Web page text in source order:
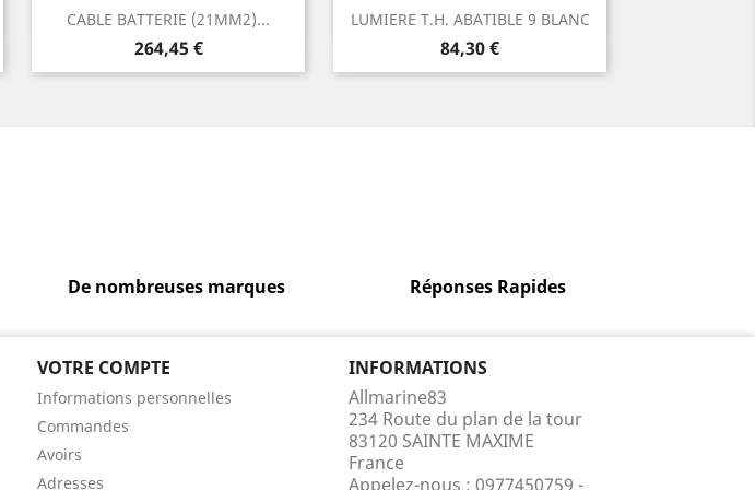
CABLE BATTERIE (21MM2)...
Prix
264,45 €
Aperçu rapide LUMIERE T.H. ABATIBLE 9 BLANC
Prix
84,30 €
Aperçu rapide
De nombreuses marques Réponses Rapides
VOTRE COMPTE
Informations personnelles
Commandes
Avoirs
Adresses
INFORMATIONS
Allmarine83
234 Route du plan de la tour
83120 SAINTE MAXIME
France
Appelez-nous : 0977450759 -